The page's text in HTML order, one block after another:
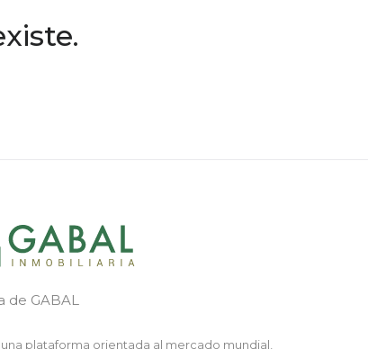
de GABAL
plataforma orientada al mercado mundial,